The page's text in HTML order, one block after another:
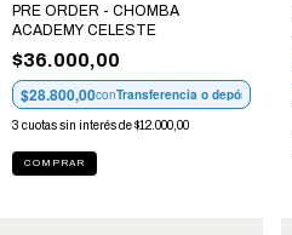
PRE ORDER - CHOMBA
ACADEMY CELESTE
$36.000,00
$28.800,00conTransferencia o depósito
3 cuotas sin interés de$12.000,00
COMPRAR